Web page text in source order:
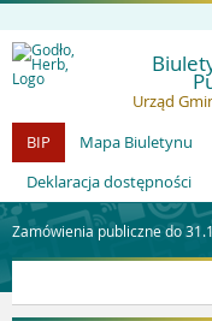
Urząd
BIP
Mapa Biuletynu
Deklaracja dostępności
Zamówienia publiczne do